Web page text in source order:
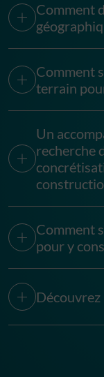
Comment
Comment
terrain
Un
recherche
Comment
pour y